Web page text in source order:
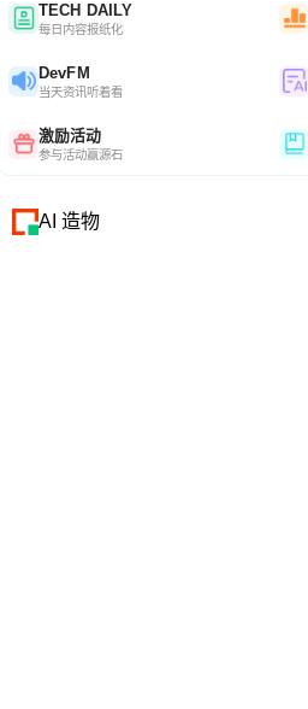
TECH DAILY
每日内容报纸化
DevFM
当天资讯听着看
激励活动
参与活动赢源石
AI 造物